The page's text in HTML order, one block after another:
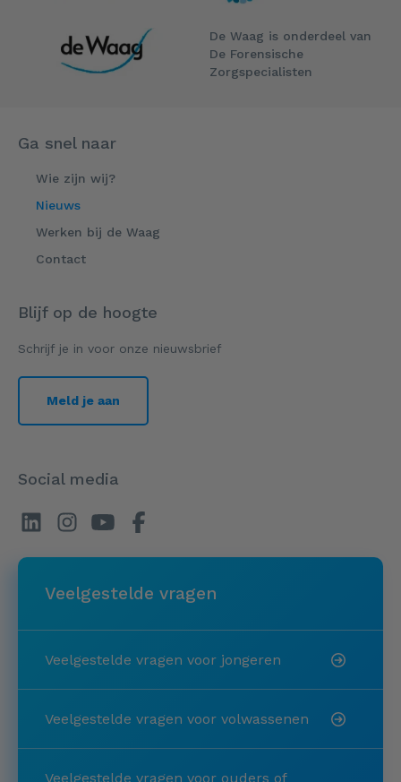
De Waag is onderdeel van
De Forensische
Zorgspecialisten
Ga snel naar
Wie zijn wij?
Nieuws
Werken bij de Waag
Contact
Blijf op de hoogte
Schrijf je in voor onze nieuwsbrief
Meld je aan
Social media
Veelgestelde vragen
Veelgestelde vragen voor jongeren
Veelgestelde vragen voor volwassenen
Veelgestelde vragen voor ouders of